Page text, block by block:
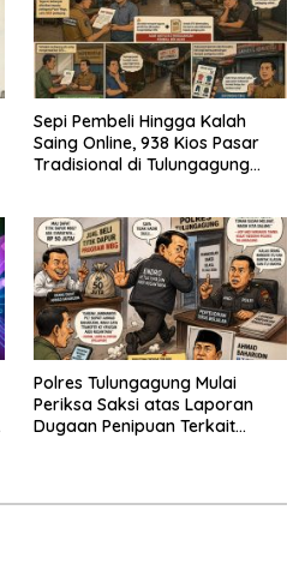
Sepi Pembeli Hingga Kalah
Saing Online, 938 Kios Pasar
Tradisional di Tulungagung
Polres Tulungagung Mulai
Periksa Saksi atas Laporan
Dugaan Penipuan Terkait